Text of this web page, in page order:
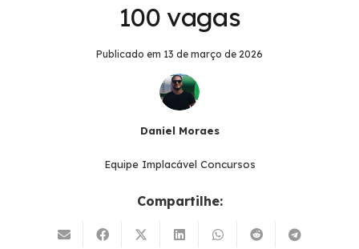
100 vagas
Publicado em 13 de março de 2026
Daniel Moraes
Equipe Implacável Concursos
Compartilhe: